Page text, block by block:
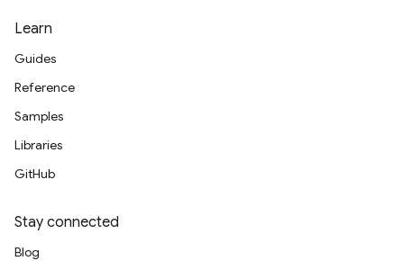
Learn
Guides
Reference
Samples
Libraries
GitHub
Stay connected
Blog